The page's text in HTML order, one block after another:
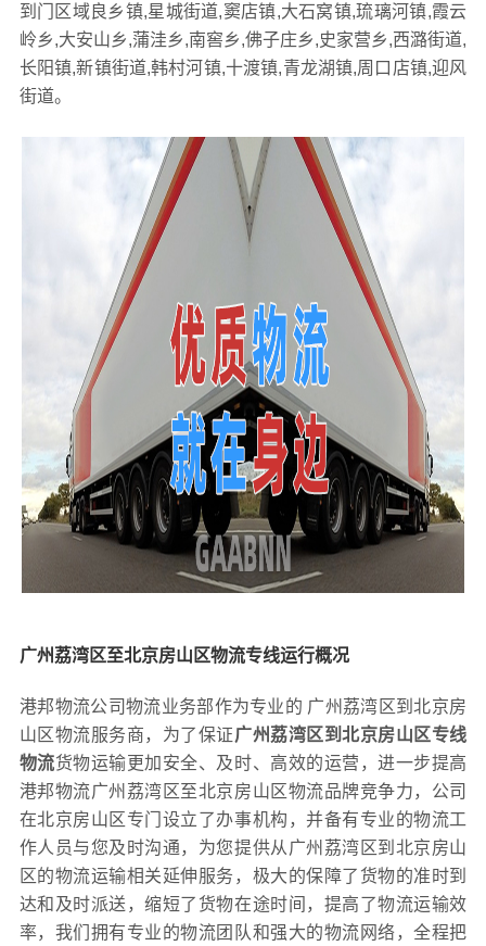
到门区域良乡镇,星城街道,窦店镇,大石窝镇,琉璃河镇,霞云
岭乡,大安山乡,蒲洼乡,南窖乡,佛子庄乡,史家营乡,西潞街道,
长阳镇,新镇街道,韩村河镇,十渡镇,青龙湖镇,周口店镇,迎风
街道。
广州荔湾区至北京房山区物流专线运行概况
港邦物流公司物流业务部作为专业的 广州荔湾区到北京房
山区物流服务商，为了保证广州荔湾区到北京房山区专线
物流货物运输更加安全、及时、高效的运营，进一步提高
港邦物流广州荔湾区至北京房山区物流品牌竞争力，公司
在北京房山区专门设立了办事机构，并备有专业的物流工
作人员与您及时沟通，为您提供从广州荔湾区到北京房山
区的物流运输相关延伸服务，极大的保障了货物的准时到
达和及时派送，缩短了货物在途时间，提高了物流运输效
率，我们拥有专业的物流团队和强大的物流网络，全程把